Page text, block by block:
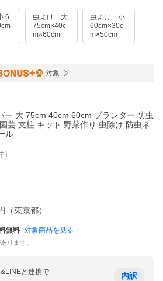
6
虫よけ 大
75cm×40c
m×60cm
虫よけ 小
60cm×30c
m×50cm
対象
ー 大 75cm 40cm 60cm プランター 防虫
芸 支柱 キット 野菜作り 虫除け 防虫ネ
ル
）
（東京都）
無料 対象商品を見る
ります。
と連携で 内訳